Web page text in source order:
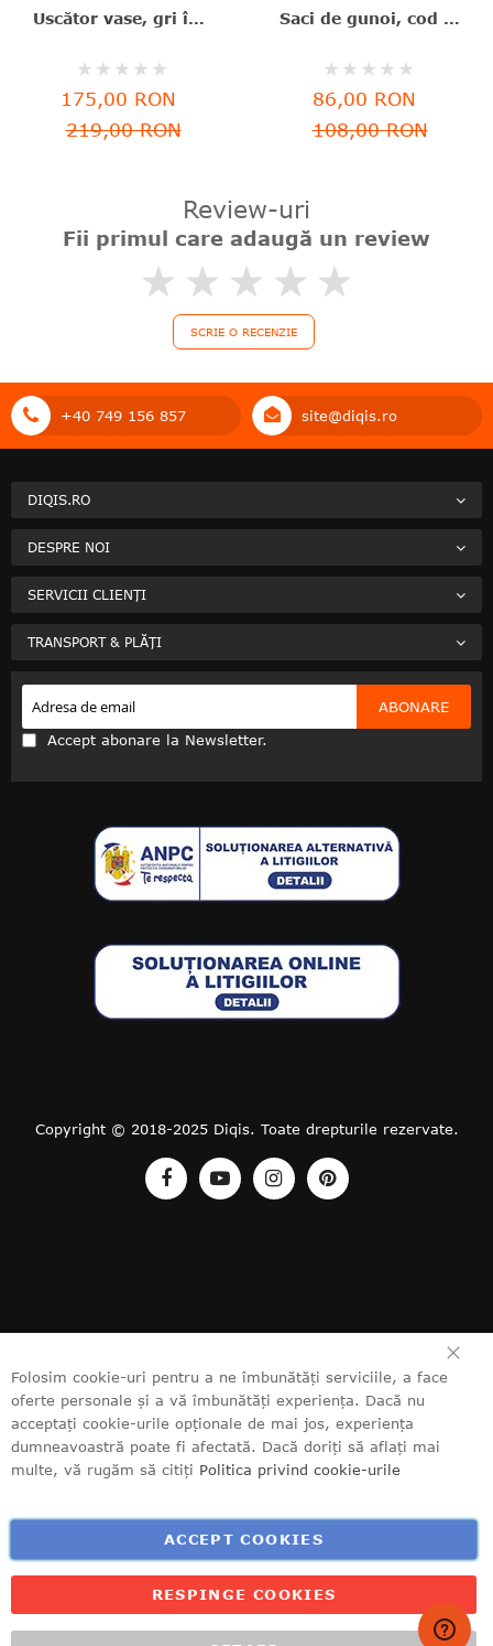
Uscător vase, gri închis, aluminiu+plastic, 46.3x20x12.6 cm, Brabantia - 8710755117268
Rating:
0%
175,00 RON
219,00 RON
Saci de gunoi, cod M, 40 bucăţi, 60 l, Brabantia - 8710755138829
Rating:
0%
86,00 RON
108,00 RON
Review-uri
Fii primul care adaugă un review
SCRIE O RECENZIE
+40 749 156 857 site@diqis.ro
DIQIS.RO
DESPRE NOI
SERVICII CLIENȚI
TRANSPORT & PLĂȚI
ABONARE
Accept abonare la Newsletter.
Copyright © 2018-2025 Diqis. Toate drepturile rezervate.
Folosim cookie-uri pentru a ne îmbunătăți serviciile, a face
oferte personale și a vă îmbunătăți experiența. Dacă nu
acceptați cookie-urile opționale de mai jos, experiența
dumneavoastră poate fi afectată. Dacă doriți să aflați mai
multe, vă rugăm să citiți Politica privind cookie-urile
ACCEPT COOKIES
RESPINGE COOKIES